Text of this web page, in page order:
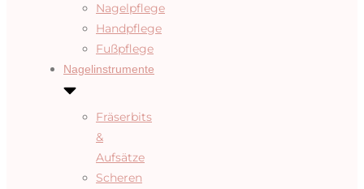
Nagelpflege
Handpflege
Fußpflege
Nagelinstrumente
Fräserbits
&
Aufsätze
Scheren